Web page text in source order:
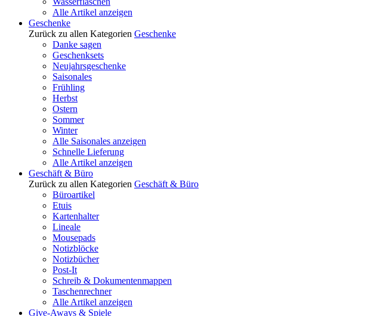
Alle Artikel anzeigen
Geschenke
Zurück zu allen Kategorien Geschenke
Danke sagen
Geschenksets
Neujahrsgeschenke
Saisonales
Frühling
Herbst
Ostern
Sommer
Winter
Alle Saisonales anzeigen
Schnelle Lieferung
Alle Artikel anzeigen
Geschäft & Büro
Zurück zu allen Kategorien Geschäft & Büro
Büroartikel
Etuis
Kartenhalter
Lineale
Mousepads
Notizblöcke
Notizbücher
Post-It
Schreib & Dokumentenmappen
Taschenrechner
Alle Artikel anzeigen
Give-Aways & Spiele